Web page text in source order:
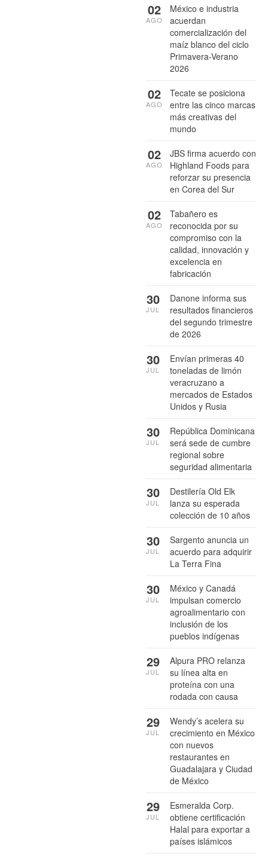
México e industria
acuerdan
comercialización del
maíz blanco del ciclo
Primavera-Verano
2026
02
AGO
Tecate se posiciona
entre las cinco marcas
más creativas del
mundo
02
AGO
JBS firma acuerdo con
Highland Foods para
reforzar su presencia
en Corea del Sur
02
AGO
Tabañero es
reconocida por su
compromiso con la
calidad, innovación y
excelencia en
fabricación
02
AGO
Danone informa sus
resultados financieros
del segundo trimestre
de 2026
30
JUL
Envían primeras 40
toneladas de limón
veracruzano a
mercados de Estados
Unidos y Rusia
30
JUL
República Dominicana
será sede de cumbre
regional sobre
seguridad alimentaria
30
JUL
Destilería Old Elk
lanza su esperada
colección de 10 años
30
JUL
Sargento anuncia un
acuerdo para adquirir
La Terra Fina
30
JUL
México y Canadá
impulsan comercio
agroalimentario con
inclusión de los
pueblos indígenas
30
JUL
Alpura PRO relanza
su línea alta en
proteína con una
rodada con causa
29
JUL
Wendy’s acelera su
crecimiento en México
con nuevos
restaurantes en
Guadalajara y Ciudad
de México
29
JUL
Esmeralda Corp.
obtiene certificación
Halal para exportar a
países islámicos
29
JUL